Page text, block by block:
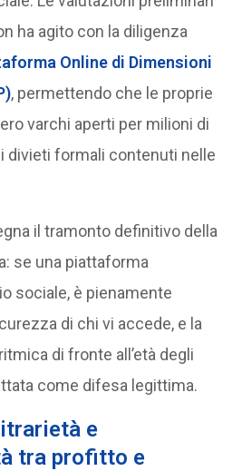
ha agito con la diligenza
Online di Dimensioni
, permettendo che le proprie
varchi aperti per milioni di
divieti formali contenuti nelle
il tramonto definitivo della
se una piattaforma
sociale, è pienamente
di chi vi accede, e la
di fronte all’età degli
come difesa legittima.
e
tra profitto e